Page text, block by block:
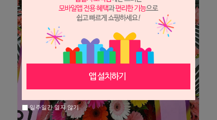
일주일간 열지 않기